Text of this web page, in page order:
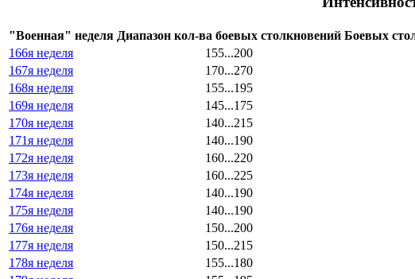
"Военная" неделя Диапазон кол-ва боевых столкновений Боевых
166я неделя
155...200
167я неделя
170...270
168я неделя
155...195
169я неделя
145...175
170я неделя
140...215
171я неделя
140...190
172я неделя
160...220
173я неделя
160...225
174я неделя
140...190
175я неделя
140...190
176я неделя
150...200
177я неделя
150...215
178я неделя
155...180